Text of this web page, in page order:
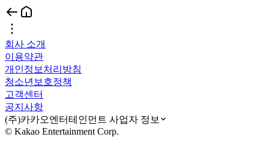
회사 소개
이용약관
개인정보처리방침
청소년보호정책
고객센터
공지사항
(주)카카오엔터테인먼트 사업자 정보
© Kakao Entertainment Corp.